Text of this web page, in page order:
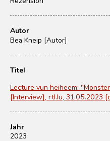
Autor
Bea Kneip [Autor]
Titel
Lecture vun heiheem:
[Interview], rtl.lu, 31.05.2023
Jahr
2023